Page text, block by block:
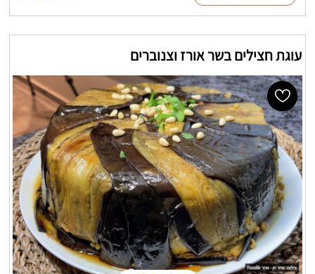
עוגת חצילים בשר אורז וצנוברים